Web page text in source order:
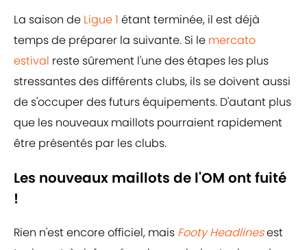
La saison de Ligue 1 étant terminée, il est déjà
temps de préparer la suivante. Si le mercato
estival reste sûrement l'une des étapes les plus
stressantes des différents clubs, ils se doivent aussi
de s'occuper des futurs équipements. D'autant plus
que les nouveaux maillots pourraient rapidement
être présentés par les clubs.
Les nouveaux maillots de l'OM ont fuité
!
Rien n'est encore officiel, mais Footy Headlinesest